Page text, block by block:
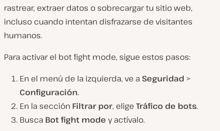
rastrear, extraer datos o sobrecargar tu sitio web,
incluso cuando intentan disfrazarse de visitantes
humanos.
Para activar el bot fight mode, sigue estos pasos:
En el menú de la izquierda, ve a Seguridad >
Configuración.
En la sección Filtrar por, elige Tráfico de bots.
Busca Bot fight mode y actívalo.